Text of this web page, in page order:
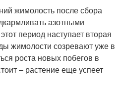
жимолость после сбора
азотными
период наступает вторая
жимолости созревают уже в
роста новых побегов в
– растение еще успеет